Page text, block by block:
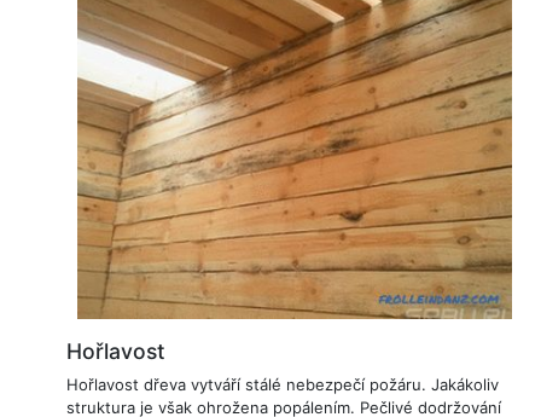
Hořlavost
Hořlavost dřeva vytváří stálé nebezpečí požáru. Jakákoliv
struktura je však ohrožena popálením. Pečlivé dodržování